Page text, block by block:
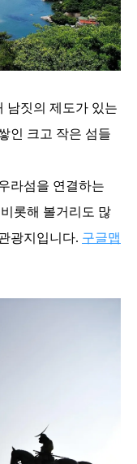
남짓의 제도가 있는
인 크고 작은 섬들
라섬을 연결하는
롯해 볼거리도 많
광지입니다. 구글맵